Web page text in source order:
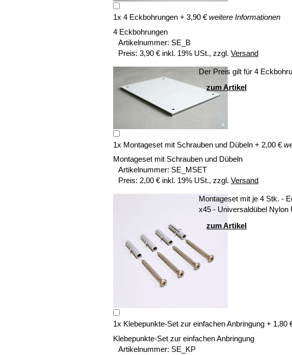
1x 4 Eckbohrungen + 3,90 € weitere Informationen
4 Eckbohrungen
Artikelnummer: SE_B
Preis: 3,90 € inkl. 19% USt., zzgl. Versand
Der Preis gilt für 4
zum Artikel
1x Montageset mit Schrauben und Dübeln + 2,00 €
Montageset mit Schrauben und Dübeln
Artikelnummer: SE_MSET
Preis: 2,00 € inkl. 19% USt., zzgl. Versand
Montageset mit je 4 Stk. -
x45 - Universaldübel Nylon
zum Artikel
1x Klebepunkte-Set zur einfachen Anbringung + 1,80
Klebepunkte-Set zur einfachen Anbringung
Artikelnummer: SE_KP